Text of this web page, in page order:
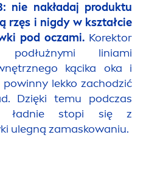
: nie nakładaj produktu
rzęs i nigdy w kształcie
pod oczami. Korektor
liniami
kącika oka i
powinny lekko zachodzić
Dzięki temu podczas
ładnie stopi się z
ulegną zamaskowaniu.